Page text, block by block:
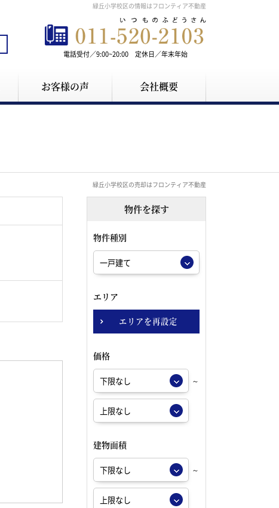
緑丘小学校区の情報はフロンティア不動産
電話受付／9:00~20:00 定休日／年末年始
お客様の声 会社概要
緑丘小学校区の売却はフロンティア不動産
物件を探す
物件種別
エリア
エリアを再設定
価格
～
建物面積
～